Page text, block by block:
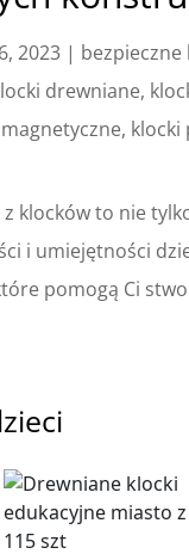
2023 | bezpieczne
drewniane,
, klocki
klocków to nie
i umiejętności
pomogą Ci